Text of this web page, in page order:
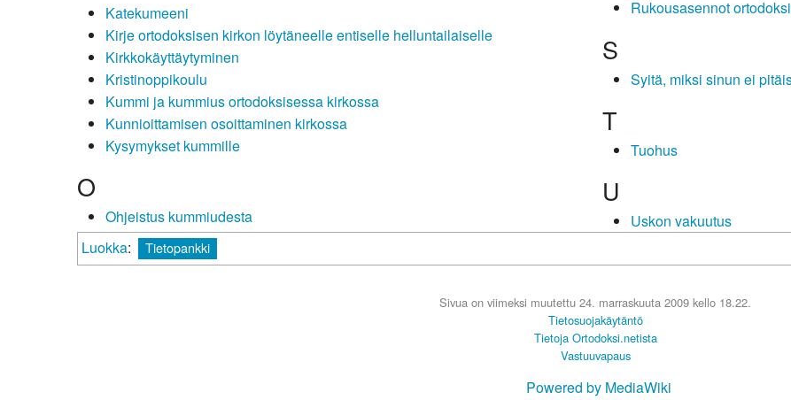
Katekumeeni
Kirje ortodoksisen kirkon löytäneelle entiselle helluntailaiselle
Kirkkokäyttäytyminen
Kristinoppikoulu
Kummi ja kummius ortodoksisessa kirkossa
Kunnioittamisen osoittaminen kirkossa
Kysymykset kummille
O
Ohjeistus kummiudesta
Rukousasennot
S
Syitä, miksi sinun ei
T
Tuohus
U
Uskon vakuutus
Luokka: Tietopankki
Sivua on viimeksi muutettu 24. marraskuuta 2009 kello 18.22.
Tietosuojakäytäntö
Tietoja Ortodoksi.netista
Vastuuvapaus
Powered by MediaWiki